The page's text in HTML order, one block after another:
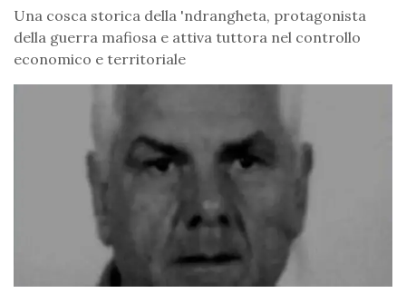
Una cosca storica della 'ndrangheta, protagonista
della guerra mafiosa e attiva tuttora nel controllo
economico e territoriale